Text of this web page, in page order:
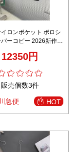
ロンポケット ポロシ
パーコピー 2026新作
舗運営 発送保証 精密デ
12350円
販売個数3件
急便 HOT